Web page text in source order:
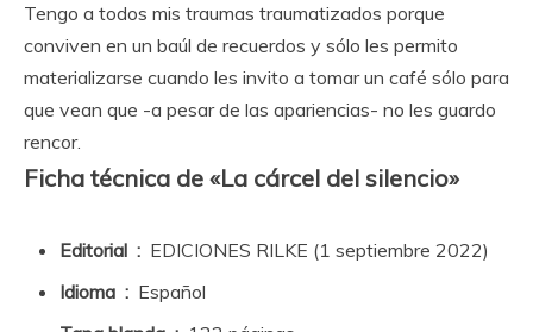
Tengo a todos mis traumas traumatizados porque
conviven en un baúl de recuerdos y sólo les permito
materializarse cuando les invito a tomar un café sólo para
que vean que -a pesar de las apariencias- no les guardo
rencor.
Ficha técnica de «La cárcel del silencio»
Editorial ‏ : ‎ EDICIONES RILKE (1 septiembre 2022)
Idioma ‏ : ‎ Español